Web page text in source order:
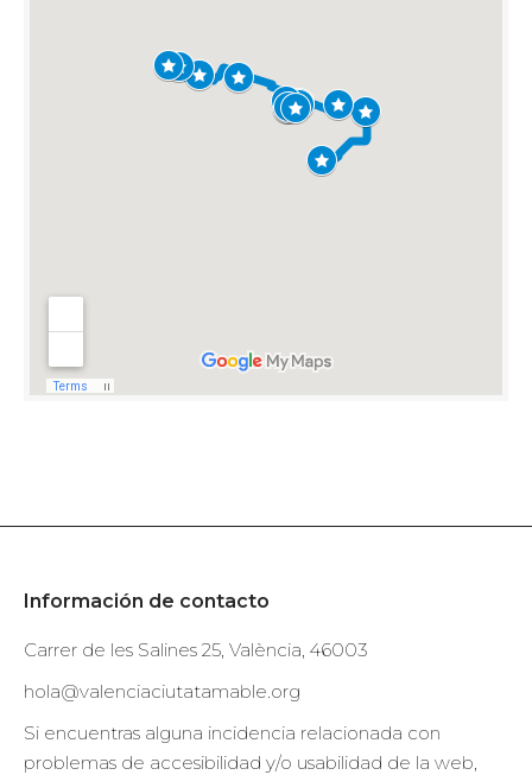
Información de contacto
Carrer de les Salines 25, València, 46003
hola@valenciaciutatamable.org
Si encuentras alguna incidencia relacionada con
problemas de accesibilidad y/o usabilidad de la web,